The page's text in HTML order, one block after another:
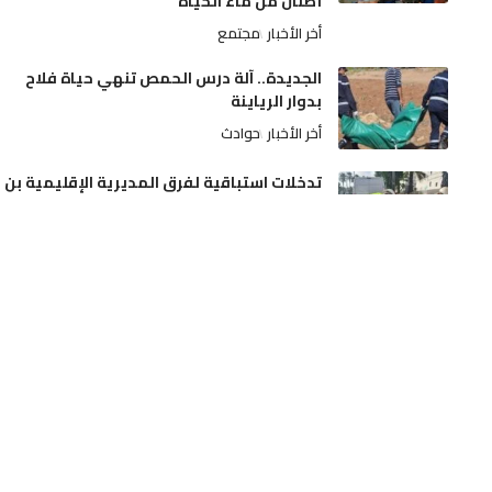
أخر الأخبار مجتمع
الجديدة.. آلة درس الحمص تنهي حياة فلاح
بدوار الرياينة
أخر الأخبار حوادث
تدخلات استباقية لفرق المديرية الإقليمية بن